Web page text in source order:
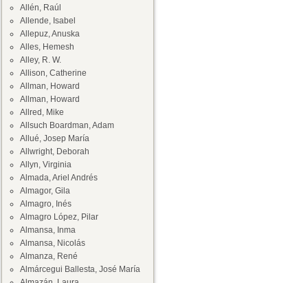
Allén, Raúl
Allende, Isabel
Allepuz, Anuska
Alles, Hemesh
Alley, R. W.
Allison, Catherine
Allman, Howard
Allman, Howard
Allred, Mike
Allsuch Boardman, Adam
Allué, Josep María
Allwright, Deborah
Allyn, Virginia
Almada, Ariel Andrés
Almagor, Gila
Almagro, Inés
Almagro López, Pilar
Almansa, Inma
Almansa, Nicolás
Almanza, René
Almárcegui Ballesta, José María